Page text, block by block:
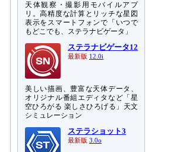
天体観察・撮影用モバイルアプ
リ。高精度な計算とリッチな星図
表示をスマートフォンで「いつで
もどこでも、ステラナビゲータ」
ステラナビゲータ12
最新版 12.0i
美しい描画、豊富な天体データ、
オリジナル番組エディタなど「星
空ひろがる 楽しさひろげる」天文
シミュレーション
ステラショット3
最新版 3.0o